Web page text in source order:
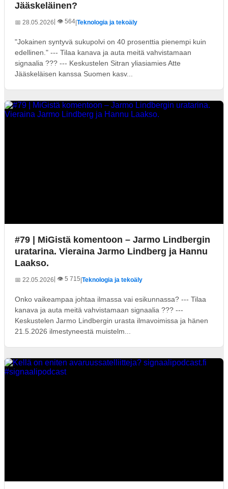
Jääskeläinen?
📅 28.05.2026 | 👁️ 564|Teknologia ja tekoäly
"Jokainen syntyvä sukupolvi on 40 prosenttia pienempi kuin
edellinen." --- Tilaa kanava ja auta meitä vahvistamaan
signaalia ??? --- Keskustelen Sitran yliasiamies Atte
Jääskeläisen kanssa Suomen kasv...
#79 | MiGistä komentoon – Jarmo Lindbergin
uratarina. Vieraina Jarmo Lindberg ja Hannu
Laakso.
📅 22.05.2026 | 👁️ 5 715|Teknologia ja tekoäly
Onko vaikeampaa johtaa ilmassa vai esikunnassa? --- Tilaa
kanava ja auta meitä vahvistamaan signaalia ??? ---
Keskustelen Jarmo Lindbergin urasta ilmavoimissa ja hänen
21.5.2026 ilmestyneestä muistelm...